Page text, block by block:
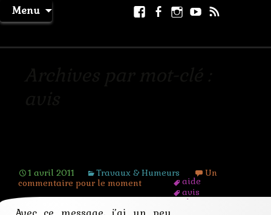
Menu
Aller
au
Facebook
Facebook
page
Instagram
Youtube
1 avril 2011 Travaux & Humeurs
aide
avis
choisir
Un
commentaire pour le moment